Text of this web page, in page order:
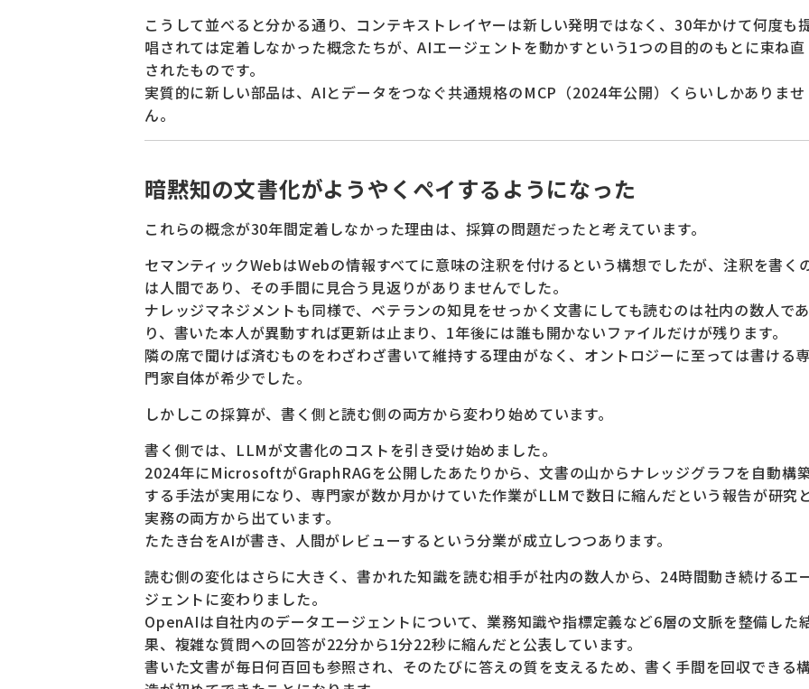
こうして並べると分かる通り、コンテキストレイヤーは新しい発明ではなく、30年かけて何度も
唱されては定着しなかった概念たちが、AIエージェントを動かすという1つの目的のもとに束ね直
されたものです。
実質的に新しい部品は、AIとデータをつなぐ共通規格のMCP（2024年公開）くらいしかありませ
ん。
暗黙知の文書化がようやくペイするようになった
これらの概念が30年間定着しなかった理由は、採算の問題だったと考えています。
セマンティックWebはWebの情報すべてに意味の注釈を付けるという構想でしたが、注釈を書く
は人間であり、その手間に見合う見返りがありませんでした。
ナレッジマネジメントも同様で、ベテランの知見をせっかく文書にしても読むのは社内の数人であ
り、書いた本人が異動すれば更新は止まり、1年後には誰も開かないファイルだけが残ります。
隣の席で聞けば済むものをわざわざ書いて維持する理由がなく、オントロジーに至っては書ける専
門家自体が希少でした。
しかしこの採算が、書く側と読む側の両方から変わり始めています。
書く側では、LLMが文書化のコストを引き受け始めました。
2024年にMicrosoftがGraphRAGを公開したあたりから、文書の山からナレッジグラフを自動構
する手法が実用になり、専門家が数か月かけていた作業がLLMで数日に縮んだという報告が研究
実務の両方から出ています。
たたき台をAIが書き、人間がレビューするという分業が成立しつつあります。
読む側の変化はさらに大きく、書かれた知識を読む相手が社内の数人から、24時間動き続けるエ
ジェントに変わりました。
OpenAIは自社内のデータエージェントについて、業務知識や指標定義など6層の文脈を整備した
果、複雑な質問への回答が22分から1分22秒に縮んだと公表しています。
書いた文書が毎日何百回も参照され、そのたびに答えの質を支えるため、書く手間を回収できる